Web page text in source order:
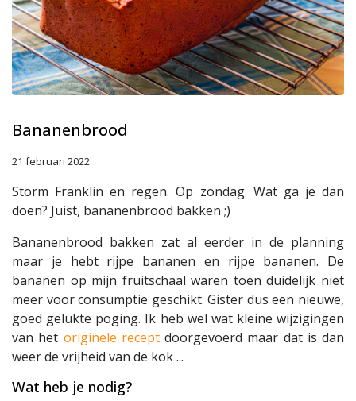
Bananenbrood
21 februari 2022
Storm Franklin en regen. Op zondag. Wat ga je dan
doen? Juist, bananenbrood bakken ;)
Bananenbrood bakken zat al eerder in de planning
maar je hebt rijpe bananen en rijpe bananen. De
bananen op mijn fruitschaal waren toen duidelijk niet
meer voor consumptie geschikt. Gister dus een nieuwe,
goed gelukte poging. Ik heb wel wat kleine wijzigingen
van het originele receptdoorgevoerd maar dat is dan
weer de vrijheid van de kok ...
Wat heb je nodig?